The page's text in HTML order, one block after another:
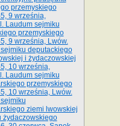
przemyskiego
9 września,
Laudum sejmiku
przemyskiego
9 września, Lwów.
deputackiego
i żydaczowskiej
10 września,
Laudum sejmiku
przemyskiego
10 września, Lwów.
ziemi lwowskiej
żydaczowskiego